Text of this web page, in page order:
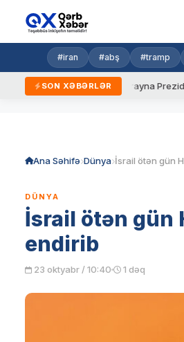
#iran #abş #tramp
SON XƏBƏRLƏR
qaydalar Ukrayna Prezidenti
Ana Səhifə Dünya
DÜNYA
İsrail ötən gün
endirib
23 oktyabr / 10:40 1 dəq